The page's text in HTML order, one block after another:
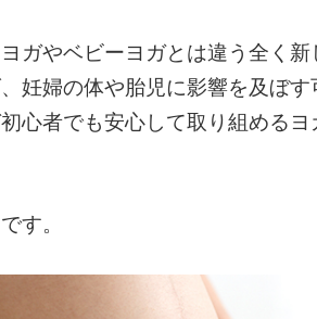
ガやベビーヨガとは違う全く
妊婦の体や胎児に影響を及ぼす
心者でも安心して取り組めるヨ
す。